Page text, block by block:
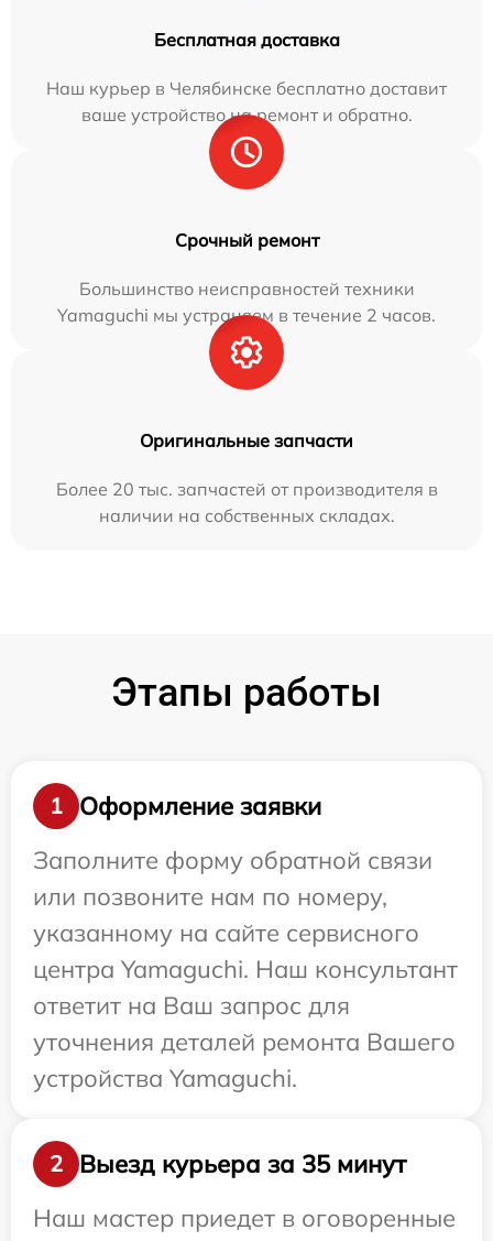
Бесплатная доставка
Наш курьер в Челябинске бесплатно доставит
ваше устройство на ремонт и обратно.
Срочный ремонт
Большинство неисправностей техники
Yamaguchi мы устраняем в течение 2 часов.
Оригинальные запчасти
Более 20 тыс. запчастей от производителя в
наличии на собственных складах.
Этапы работы
1
Оформление заявки
Заполните форму обратной связи
или позвоните нам по номеру,
указанному на сайте сервисного
центра Yamaguchi. Наш консультант
ответит на Ваш запрос для
уточнения деталей ремонта Вашего
устройства Yamaguchi.
2
Выезд курьера за 35 минут
Наш мастер приедет в оговоренные